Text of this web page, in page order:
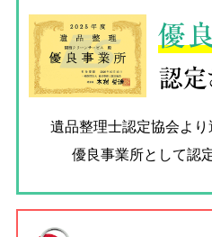
優良
認定
遺品整理士認定協会よ
優良事業所として認